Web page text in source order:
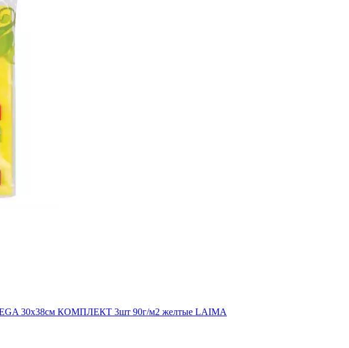
30х38см КОМПЛЕКТ 3шт 90г/м2 желтые LAIMA